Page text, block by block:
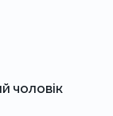
чоловік